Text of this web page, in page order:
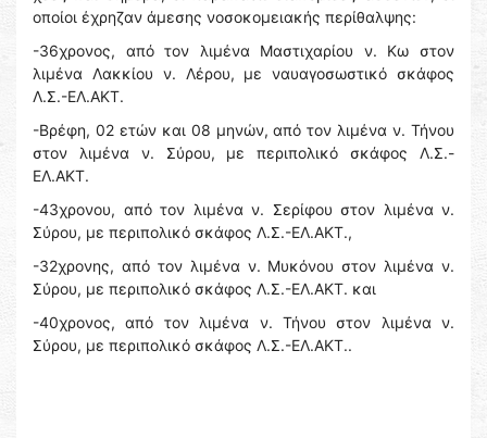
οποίοι έχρηζαν άμεσης νοσοκομειακής περίθαλψης:
-36χρονος, από τον λιμένα Μαστιχαρίου ν. Κω στον
λιμένα Λακκίου ν. Λέρου, με ναυαγοσωστικό σκάφος
Λ.Σ.-ΕΛ.ΑΚΤ.
-Βρέφη, 02 ετών και 08 μηνών, από τον λιμένα ν. Τήνου
στον λιμένα ν. Σύρου, με περιπολικό σκάφος Λ.Σ.-
ΕΛ.ΑΚΤ.
-43χρονου, από τον λιμένα ν. Σερίφου στον λιμένα ν.
Σύρου, με περιπολικό σκάφος Λ.Σ.-ΕΛ.ΑΚΤ.,
-32χρονης, από τον λιμένα ν. Μυκόνου στον λιμένα ν.
Σύρου, με περιπολικό σκάφος Λ.Σ.-ΕΛ.ΑΚΤ. και
-40χρονος, από τον λιμένα ν. Τήνου στον λιμένα ν.
Σύρου, με περιπολικό σκάφος Λ.Σ.-ΕΛ.ΑΚΤ..